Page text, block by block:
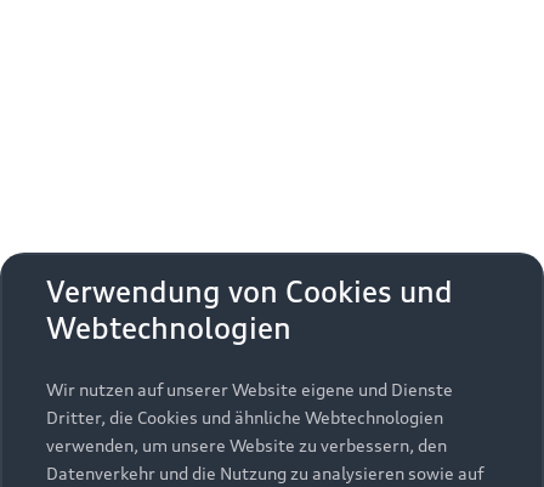
Zurück nach oben
Modelle
Alle Modelle
Modelle vergleichen
Kaufen & leasen
Neuwagensuche
Service & Zubehör
Verwendung von Cookies und
Webtechnologien
Wir nutzen auf unserer Website eigene und Dienste
Dritter, die Cookies und ähnliche Webtechnologien
verwenden, um unsere Website zu verbessern, den
Datenverkehr und die Nutzung zu analysieren sowie auf